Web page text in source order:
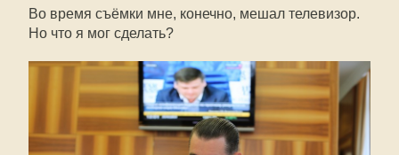
Во время съёмки мне, конечно, мешал телевизор.
Но что я мог сделать?